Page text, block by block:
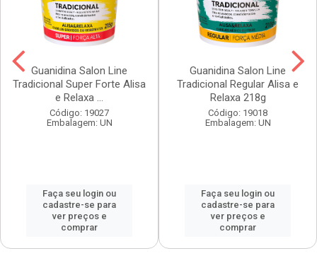
Guanidina Salon Line
Tradicional Super Forte Alisa
e Relaxa ...
Código: 19027
Embalagem: UN
Faça seu login ou
cadastre-se para
ver preços e
comprar
Guanidina Salon Line
Tradicional Regular Alisa e
Relaxa 218g
Código: 19018
Embalagem: UN
Faça seu login ou
cadastre-se para
ver preços e
comprar